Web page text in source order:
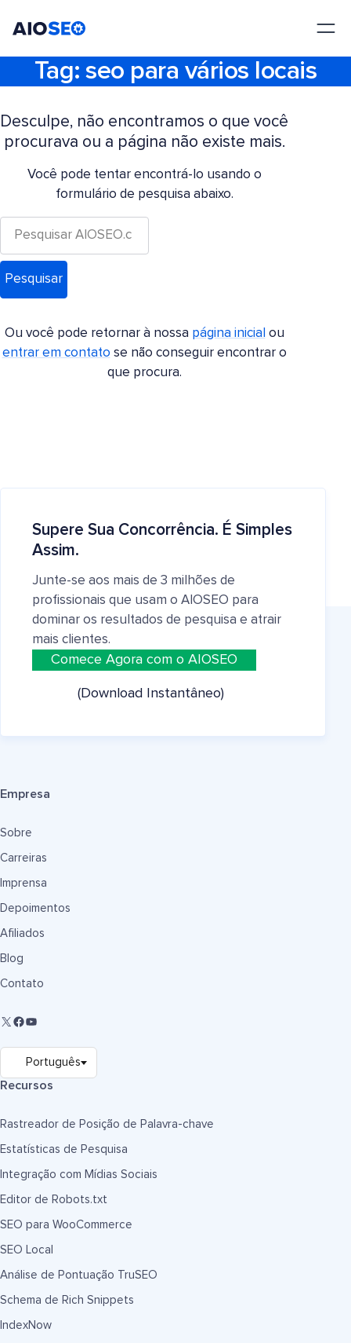
Tag:seo para vários locais
Desculpe, não encontramos o que você
procurava ou a página não existe mais.
Você pode tentar encontrá-lo usando o
formulário de pesquisa abaixo.
Ou você pode retornar à nossa página inicial ou
entrar em contato se não conseguir encontrar o
que procura.
Supere Sua Concorrência. É Simples
Assim.
Junte-se aos mais de 3 milhões de
profissionais que usam o AIOSEO para
dominar os resultados de pesquisa e atrair
mais clientes.
Comece Agora com o AIOSEO
(Download Instantâneo)
Empresa
Sobre
Carreiras
Imprensa
Depoimentos
Afiliados
Blog
Contato
Recursos
Rastreador de Posição de Palavra-chave
Estatísticas de Pesquisa
Integração com Mídias Sociais
Editor de Robots.txt
SEO para WooCommerce
SEO Local
Análise de Pontuação TruSEO
Schema de Rich Snippets
IndexNow